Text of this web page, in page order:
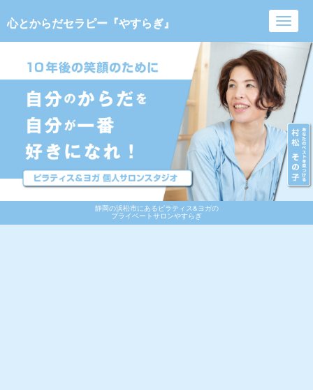
静岡の浜松市にあるピラティス&ヨガの
プライベートサロンやすらぎ
心とからだセラピー『やすらぎ』